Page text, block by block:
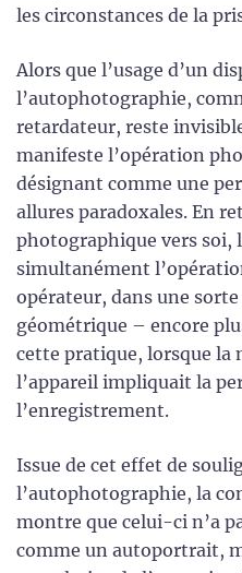
les circonstances de la
Alors que l’usage d’un
l’autophotographie,
retardateur, reste
manifeste l’opération
désignant comme une
allures paradoxales. En
photographique vers soi,
simultanément
opérateur, dans une
géométrique – encore
cette pratique, lorsque la
l’appareil impliquait la
l’enregistrement.
Issue de cet effet de
l’autophotographie, la
montre que celui-ci n’a
comme un autoportrait,